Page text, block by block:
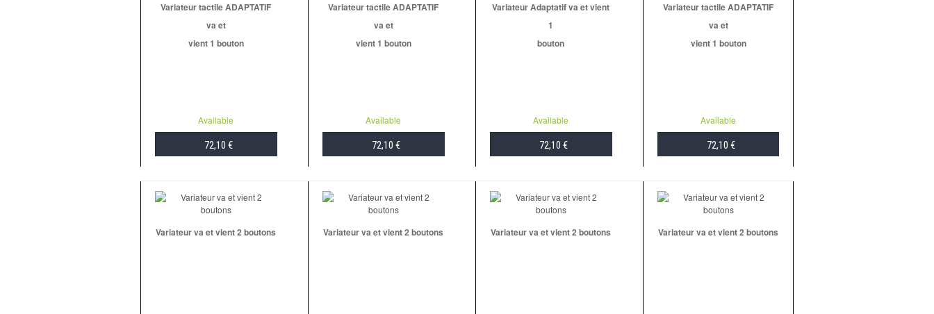
Variateur tactile ADAPTATIF
va et
vient 1 bouton
Available
72,10 €
Variateur tactile ADAPTATIF
va et
vient 1 bouton
Available
72,10 €
Variateur Adaptatif va et vient
1
bouton
Available
72,10 €
Variateur tactile ADAPTATIF
va et
vient 1 bouton
Available
72,10 €
Variateur va et vient 2 boutons Variateur va et vient 2 boutons Variateur va et vient 2 boutons Variateur va et vient 2 boutons